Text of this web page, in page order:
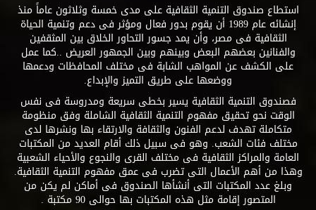
استطاع صندوق التنمية الثقافية على مدى خمسة وثلاثون عاماً منذ
إنشائه عام 1989 أن يقوم بدور فعال ومؤثر فى دعم وتنمية الحياة
الثقافية فى مصر، وأن يمد جسور التحاور الخلاق بين المثقفين
والفنانين بعضهم البعض وبينهم وبين الجمهور العريض ..كما عمل
على الكشف عن المواهب الشابة فى مختلف المحافظات ودعمها
ووضعها على طريق التميز والإبداع.
فصندوق التنمية الثقافية يسير بخطى سريعة ومدروسة فى نفس
الوقت نحو تحقيق مفهوم التنمية الثقافية الشاملة وفق منظومة
متكاملة تهدف لدعم الفنون والثقافة والارتقاء بها ونشرها لدى
مختلف فئات الشعب. وهو فى سبيل ذلك أقام العديد من المكتبات
العامة والمراكز الثقافية فى مختلف القرى والنجوع والأحياء الشعبية
وهذا من أهم الأعمال التى تضرب فى عمق مفهوم التنمية الثقافية.
وبلغ عدد المكتبات التى أنشأها الصندوق فى أماكن لم يكن من
المتصور إقامة مثل هذه المكتبات بها حوالى 90 مكتبة .